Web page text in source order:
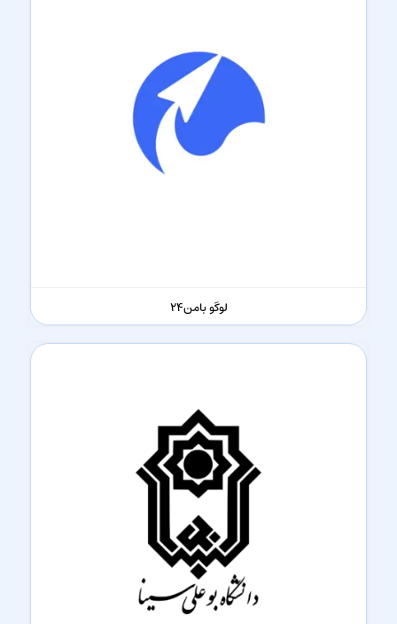
لوگو بامن‌24